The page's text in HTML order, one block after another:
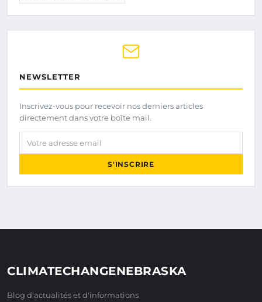
NEWSLETTER
Inscrivez-vous pour recevoir nos derniers articles
directement dans votre boîte mail.
Votre adresse email
S'INSCRIRE
CLIMATECHANGENEBRASKA
Blog d'actualités et d'informations